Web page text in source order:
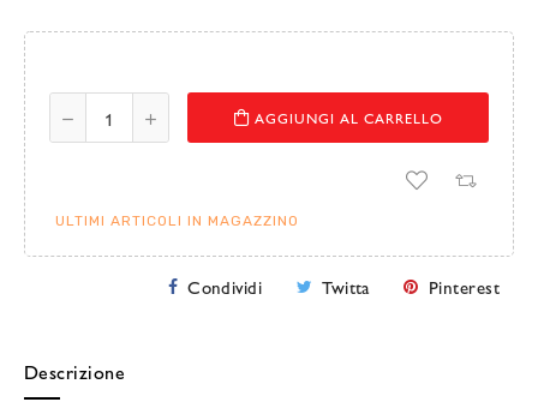
AGGIUNGI AL CARRELLO
ULTIMI ARTICOLI IN MAGAZZINO
Condividi Twitta Pinterest
Descrizione